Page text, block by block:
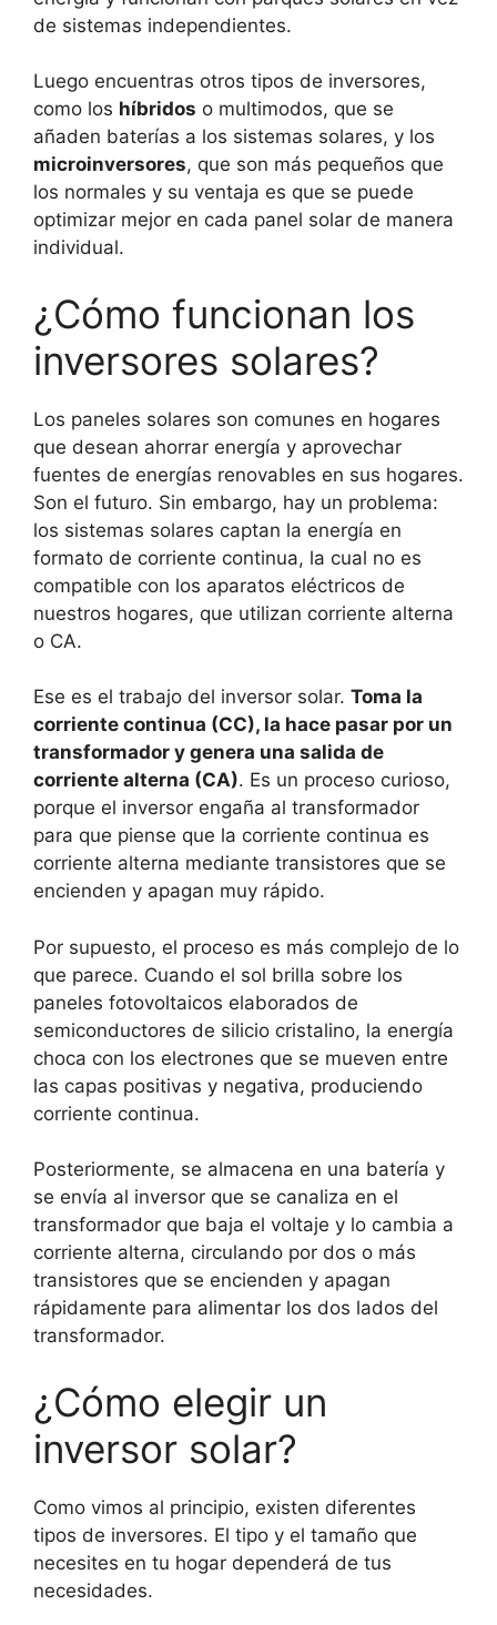
de sistemas independientes.
Luego encuentras otros tipos de inversores,
como los híbridos o multimodos, que se
añaden baterías a los sistemas solares, y los
microinversores, que son más pequeños que
los normales y su ventaja es que se puede
optimizar mejor en cada panel solar de manera
individual.
¿Cómo funcionan los
inversores solares?
Los paneles solares son comunes en hogares
que desean ahorrar energía y aprovechar
fuentes de energías renovables en sus hogares.
Son el futuro. Sin embargo, hay un problema:
los sistemas solares captan la energía en
formato de corriente continua, la cual no es
compatible con los aparatos eléctricos de
nuestros hogares, que utilizan corriente alterna
o CA.
Ese es el trabajo del inversor solar. Toma la
corriente continua (CC), la hace pasar por un
transformador y genera una salida de
corriente alterna (CA). Es un proceso curioso,
porque el inversor engaña al transformador
para que piense que la corriente continua es
corriente alterna mediante transistores que se
encienden y apagan muy rápido.
Por supuesto, el proceso es más complejo de lo
que parece. Cuando el sol brilla sobre los
paneles fotovoltaicos elaborados de
semiconductores de silicio cristalino, la energía
choca con los electrones que se mueven entre
las capas positivas y negativa, produciendo
corriente continua.
Posteriormente, se almacena en una batería y
se envía al inversor que se canaliza en el
transformador que baja el voltaje y lo cambia a
corriente alterna, circulando por dos o más
transistores que se encienden y apagan
rápidamente para alimentar los dos lados del
transformador.
¿Cómo elegir un
inversor solar?
Como vimos al principio, existen diferentes
tipos de inversores. El tipo y el tamaño que
necesites en tu hogar dependerá de tus
necesidades.